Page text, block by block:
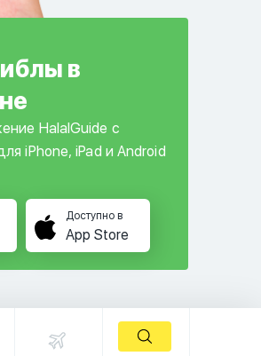
в
HalalGuide с
iPhone, iPad и Android
Доступно в
App Store